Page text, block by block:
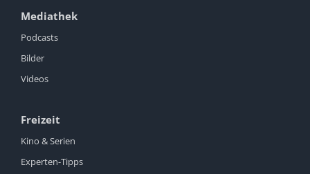
Mediathek
Podcasts
Bilder
Videos
Freizeit
Kino & Serien
Experten-Tipps